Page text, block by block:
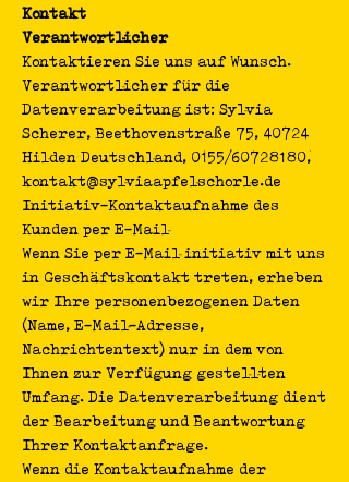
Kontakt
Verantwortlicher
Kontaktieren Sie uns auf Wunsch.
Verantwortlicher für die
Datenverarbeitung ist: Sylvia
Scherer, Beethovenstraße 75, 40724
Hilden Deutschland, 0155/60728180,
kontakt@sylviaapfelschorle.de
Initiativ-Kontaktaufnahme des
Kunden per E-Mail
Wenn Sie per E-Mail initiativ mit uns
in Geschäftskontakt treten, erheben
wir Ihre personenbezogenen Daten
(Name, E-Mail-Adresse,
Nachrichtentext) nur in dem von
Ihnen zur Verfügung gestellten
Umfang. Die Datenverarbeitung dient
der Bearbeitung und Beantwortung
Ihrer Kontaktanfrage.
Wenn die Kontaktaufnahme der